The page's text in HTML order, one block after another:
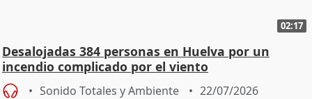
02:17
Desalojadas 384 personas en Huelva por un
incendio complicado por el viento
Sonido Totales y Ambiente 22/07/2026